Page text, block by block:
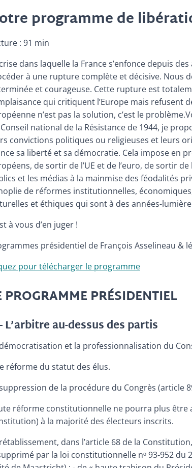
programme de
: 91 min
dans laquelle la France s’enfonce depuis
à une rupture complète et décisive. Nous
et courageuse. Cette rupture est
qui critiquent l’Europe mais refusent
n’est pas la solution, c’est le
national de la Résistance de 1944, je
convictions politiques ou religieuses et leurs
sa liberté et sa démocratie. Cela impose en
de sortir de l’UE et de l’euro, de sortir
et les médias à la mainmise des féodalités
de réformes institutionnelles,
et éthiques qui sont à des années-
à vous d’en juger !
présidentiel de François Asselineau &
pour télécharger le programme
PROGRAMME PRÉSIDENTIEL
L’arbitre au-dessus des partis
et la professionnalisation du
réforme du statut des élus.
de la procédure du Congrès (article
réforme constitutionnelle ne pourra plus être
à la majorité des électeurs inscrits.
dans l’article 68 de la
par la loi constitutionnelle nᵒ 93‑952